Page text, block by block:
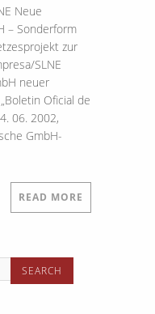
Neue
– Sonderform
zur
SLNE
neuer
Oficial de
06. 2002,
GmbH-
READ MORE